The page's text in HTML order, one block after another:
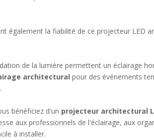
également la fiabilité de ce projecteur LED
de la lumière permettent un éclairage
architectural pour des événements
bénéficiez d'un projecteur architectural
aux professionnels de l'éclairage, aux
à installer.